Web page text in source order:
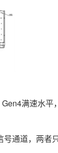
满速水平
号通道，两